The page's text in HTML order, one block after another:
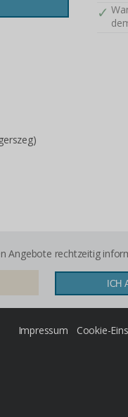
Angebote rechtzeitig
Impressum Cookie-